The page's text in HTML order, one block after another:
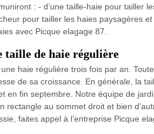
: - d’une taille-haie pour tailler
pour tailler les haies paysagères
avec Picque elagage 87.
taille de haie régulière
haie régulière trois fois par an.
de sa croissance. En générale, la
en fin septembre. Notre équipe de
rectangle au sommet droit et bien
faites appel à l’entreprise Picque